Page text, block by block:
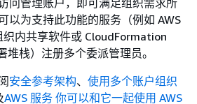
问管理账户，即可满足组织需求所
以为支持此功能的服务（例如 AWS
内共享软件或 CloudFormation
栈）注册多个委派管理员。
安全参考架构、 使用多个账户组织
AWS 服务 你可以和它一起使用 AWS